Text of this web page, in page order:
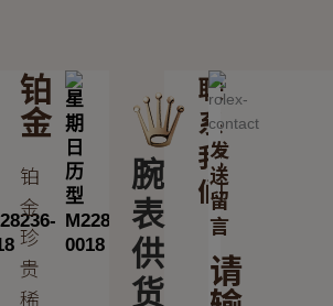
铂
金
铂
金
珍
贵
稀
腕
表
供
货
联
系
我
们
发
送
留
言
请